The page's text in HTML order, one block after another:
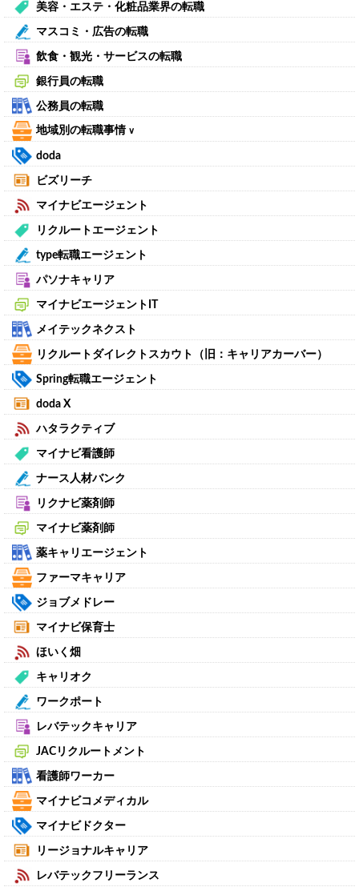
美容・エステ・化粧品業界の転職
マスコミ・広告の転職
飲食・観光・サービスの転職
銀行員の転職
公務員の転職
地域別の転職事情 ∨
doda
ビズリーチ
マイナビエージェント
リクルートエージェント
type転職エージェント
パソナキャリア
マイナビエージェントIT
メイテックネクスト
リクルートダイレクトスカウト（旧：キャリアカーバー）
Spring転職エージェント
doda X
ハタラクティブ
マイナビ看護師
ナース人材バンク
リクナビ薬剤師
マイナビ薬剤師
薬キャリエージェント
ファーマキャリア
ジョブメドレー
マイナビ保育士
ほいく畑
キャリオク
ワークポート
レバテックキャリア
JACリクルートメント
看護師ワーカー
マイナビコメディカル
マイナビドクター
リージョナルキャリア
レバテックフリーランス